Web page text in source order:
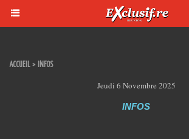
ACCUEIL > INFOS
Jeudi 6 Novembre 2025
INFOS